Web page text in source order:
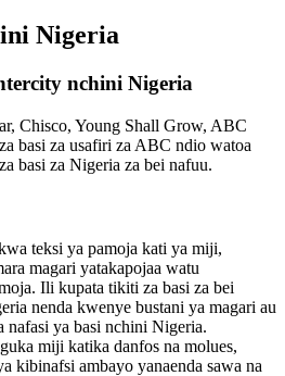
Nigeria
nchini Nigeria
Chisco, Young Shall Grow, ABC
basi za usafiri za ABC ndio watoa
basi za Nigeria za bei nafuu.
teksi ya pamoja kati ya miji,
magari yatakapojaa watu
Ili kupata tikiti za basi za bei
nenda kwenye bustani ya magari au
nafasi ya basi nchini Nigeria.
miji katika danfos na molues,
kibinafsi ambayo yanaenda sawa na